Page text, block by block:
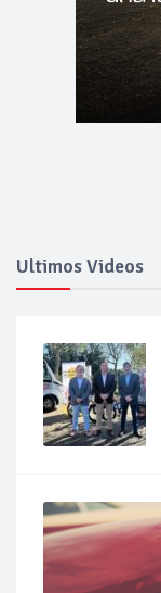
Ultimos Videos